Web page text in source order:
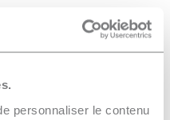
personnaliser le contenu